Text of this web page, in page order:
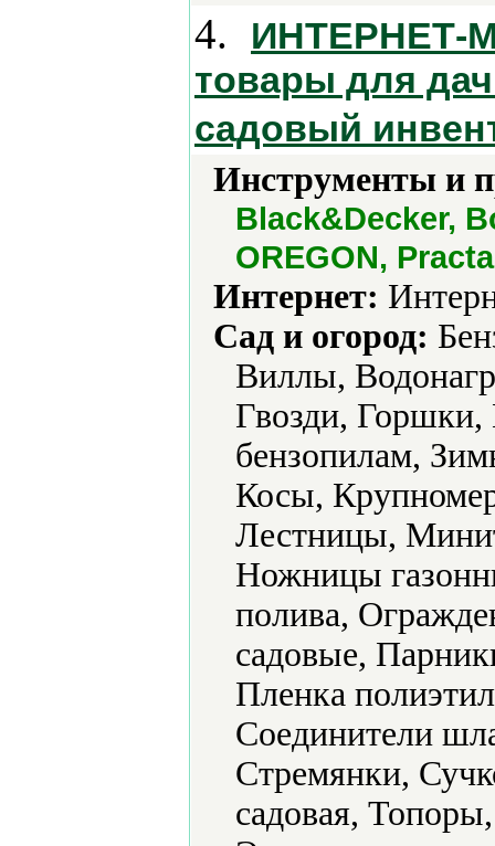
4.
ИНТЕРНЕТ-
товары для
садовый
Инструменты и
Black&Decker,
OREGON,
Интернет:
Сад и огород:
Виллы,
Гвозди, Горшки,
бензопилам,
Косы,
Лестницы,
Ножницы
полива,
садовые,
Пленка
Соединители
Стремянки,
садовая,